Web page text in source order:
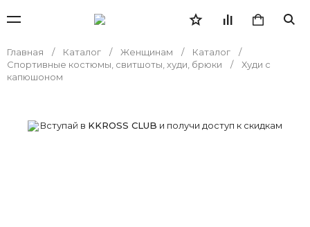
Главная Каталог Женщинам
Каталог
Спортивные костюмы, свитшоты, худи, брюки
Худи с
капюшоном
Вступай в KKROSS CLUB и получи доступ к скидкам